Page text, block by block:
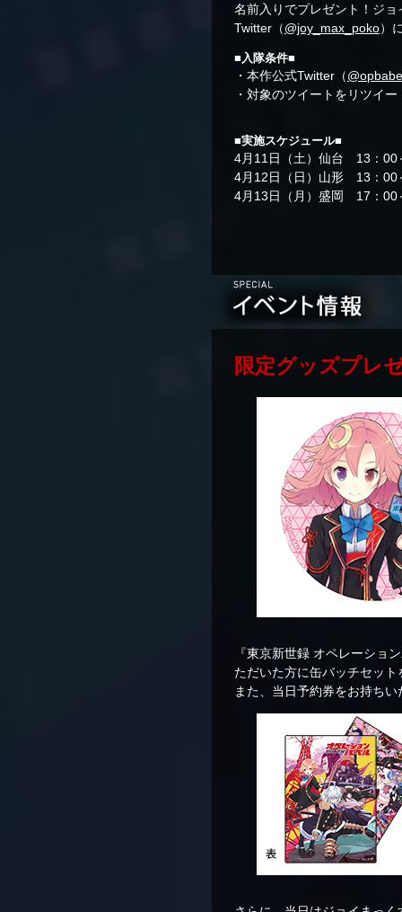
名前入りでプレゼント！ジ
Twitter（@joy_max_poko）
■入隊条件■
・本作公式Twitter（
・対象のツイートをリツイー
■実施スケジュール■
4月11日（土）仙台 13：00
4月12日（日）山形 13：00
4月13日（月）盛岡 17：00
限定グッズプレ
『東京新世録 オペレーショ
ただいた方に缶バッチセッ
また、当日予約券をお持ち